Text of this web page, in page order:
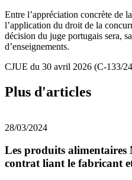
Entre l’appréciation concrète de
l’application du droit de la
décision du juge portugais sera,
d’enseignements.
CJUE du 30 avril 2026 (C-133/
Plus d'articles
28/03/2024
Les produits
contrat liant le fabricant